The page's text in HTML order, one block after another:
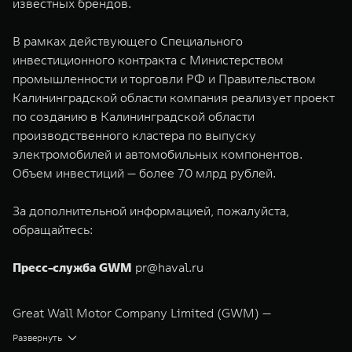
известных брендов.
В рамках действующего Специального
инвестиционного контракта с Министерством
промышленности и торговли РФ и Правительством
Калининградской области компания реализует проект
по созданию в Калининградской области
производственного кластера по выпуску
электромобилей и автомобильных компонентов.
Объем инвестиций — более 70 млрд рублей.
За дополнительной информацией, пожалуйста,
обращайтесь:
Пресс-служба GWM pr@haval.ru
Great Wall Motor Company Limited (GWM) —
глобальный производитель внедорожников,
Развернуть